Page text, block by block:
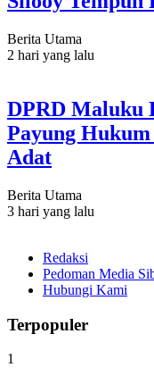
Berita Utama
2 hari yang lalu
DPRD Maluku
Payung
Adat
Berita Utama
3 hari yang lalu
Redaksi
Pedoman Media
Hubungi Kami
Terpopuler
1